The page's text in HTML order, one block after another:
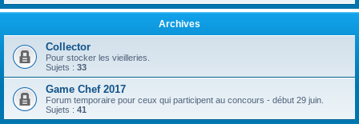
Archives
Collector
Pour stocker les vieilleries.
Sujets : 33
Game Chef 2017
Forum temporaire pour ceux qui participent au concours - début 29 juin.
Sujets : 41